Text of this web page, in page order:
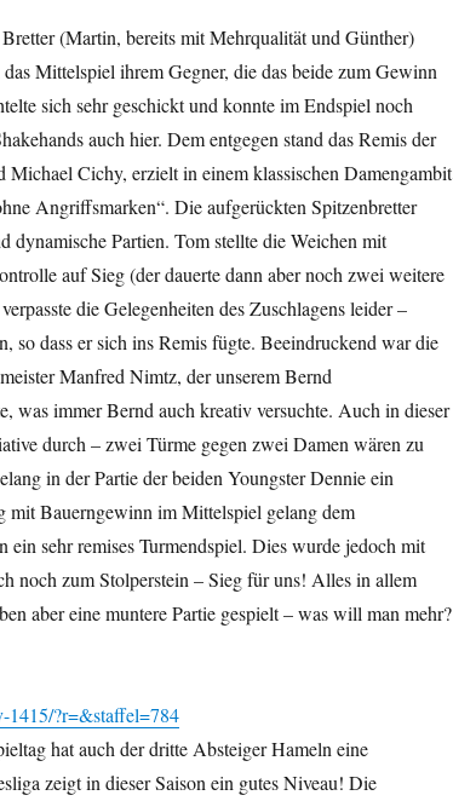
(Martin, bereits mit Mehrqualität und Günther)
Mittelspiel ihrem Gegner, die das beide zum Gewinn
sich sehr geschickt und konnte im Endspiel noch
auch hier. Dem entgegen stand das Remis der
Cichy, erzielt in einem klassischen Damengambit
Angriffsmarken“. Die aufgerückten Spitzenbretter
dynamische Partien. Tom stellte die Weichen mit
auf Sieg (der dauerte dann aber noch zwei weitere
die Gelegenheiten des Zuschlagens leider –
so dass er sich ins Remis fügte. Beeindruckend war die
Manfred Nimtz, der unserem Bernd
was immer Bernd auch kreativ versuchte. Auch in dieser
durch – zwei Türme gegen zwei Damen wären zu
in der Partie der beiden Youngster Dennie ein
mit Bauerngewinn im Mittelspiel gelang dem
sehr remises Turmendspiel. Dies wurde jedoch mit
noch zum Stolperstein – Sieg für uns! Alles in allem
aber eine muntere Partie gespielt – was will man mehr?
1415/?r=&staffel=784
hat auch der dritte Absteiger Hameln eine
zeigt in dieser Saison ein gutes Niveau! Die